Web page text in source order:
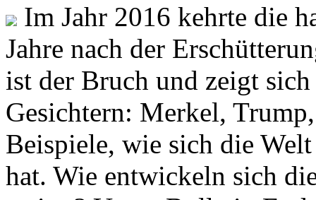
Im Jahr 2016 kehrte die
Jahre nach der
ist der Bruch und zeigt
Gesichtern: Merkel,
Beispiele, wie sich die
hat. Wie entwickeln sich